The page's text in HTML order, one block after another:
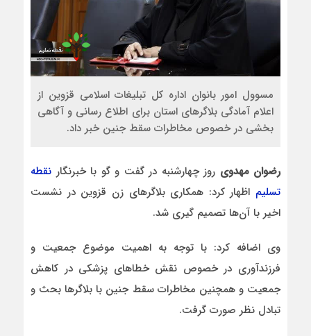
مسوول امور بانوان اداره کل تبلیغات اسلامی قزوین از
اعلام آمادگی بلاگرهای استان برای اطلاع رسانی و آگاهی
بخشی در خصوص مخاطرات سقط جنین خبر داد.
رضوان مهدوی روز چهارشنبه در گفت و گو با خبرنگار نقطه
تسلیم اظهار کرد: همکاری بلاگرهای زن قزوین در نشست
اخیر با آن‌ها تصمیم گیری شد.
وی اضافه کرد: با توجه به اهمیت موضوع جمعیت و
فرزندآوری در خصوص نقش خطاهای پزشکی در کاهش
جمعیت و همچنین مخاطرات سقط جنین با بلاگرها بحث و
تبادل نظر صورت گرفت.